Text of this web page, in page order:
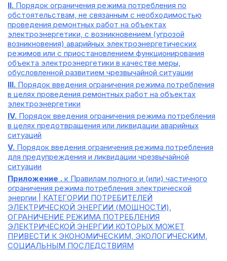
II. Порядок ограничения режима потребления по
обстоятельствам, не связанным с необходимостью
проведения ремонтных работ на объектах
электроэнергетики, с возникновением (угрозой
возникновения) аварийных электроэнергетических
режимов или с приостановлением функционирования
объекта электроэнергетики в качестве меры,
обусловленной развитием чрезвычайной ситуации
III. Порядок введения ограничения режима потребления
в целях проведения ремонтных работ на объектах
электроэнергетики
IV. Порядок введения ограничения режима потребления
в целях предотвращения или ликвидации аварийных
ситуаций
V. Порядок введения ограничения режима потребления
для предупреждения и ликвидации чрезвычайной
ситуации
Приложение . к Правилам полного и (или) частичного
ограничения режима потребления электрической
энергии | КАТЕГОРИИ ПОТРЕБИТЕЛЕЙ
ЭЛЕКТРИЧЕСКОЙ ЭНЕРГИИ (МОЩНОСТИ),
ОГРАНИЧЕНИЕ РЕЖИМА ПОТРЕБЛЕНИЯ
ЭЛЕКТРИЧЕСКОЙ ЭНЕРГИИ КОТОРЫХ МОЖЕТ
ПРИВЕСТИ К ЭКОНОМИЧЕСКИМ, ЭКОЛОГИЧЕСКИМ,
СОЦИАЛЬНЫМ ПОСЛЕДСТВИЯМ